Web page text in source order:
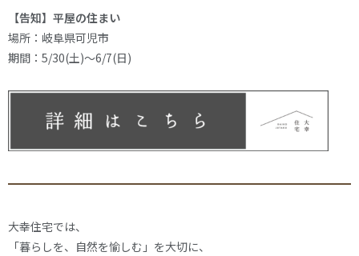
【告知】平屋の住まい
場所：岐阜県可児市
期間：5/30(土)～6/7(日)
大幸住宅では、
「暮らしを、自然を愉しむ」を大切に、